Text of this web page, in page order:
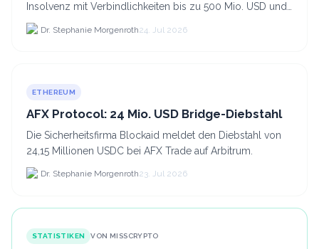
Insolvenz mit Verbindlichkeiten bis zu 500 Mio. USD und
plant den Verkauf zweier Texas-Standorte für.
Dr. Stephanie Morgenroth24. Jul 2026
ETHEREUM
AFX Protocol: 24 Mio. USD Bridge-Diebstahl
Die Sicherheitsfirma Blockaid meldet den Diebstahl von
24,15 Millionen USDC bei AFX Trade auf Arbitrum.
Dr. Stephanie Morgenroth23. Jul 2026
STATISTIKEN VON MISSCRYPTO